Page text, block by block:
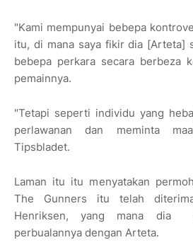
"Kami mempunyai bebepa
itu, di mana saya fikir dia [Arteta]
bebepa perkara secara berbeza
pemainnya.
"Tetapi seperti individu yang
perlawanan dan meminta
Tipsbladet.
Laman itu itu menyatakan
The Gunners itu telah
Henriksen, yang mana dia
perbualannya dengan Arteta.